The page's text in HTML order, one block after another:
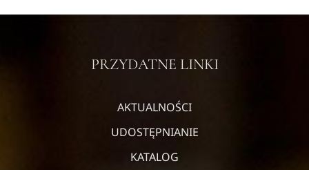
PRZYDATNE LINKI
AKTUALNOŚCI
UDOSTĘPNIANIE
KATALOG